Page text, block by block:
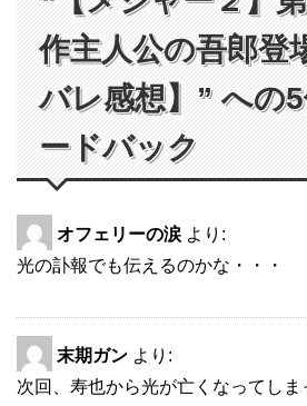
作主人公の吾郎登
バレ感想】” への
ードバック
オフェリーの涙 より:
光の訃報でも伝えるのかな・・・
末期ガン より:
次回、寿也から光が亡くなってし